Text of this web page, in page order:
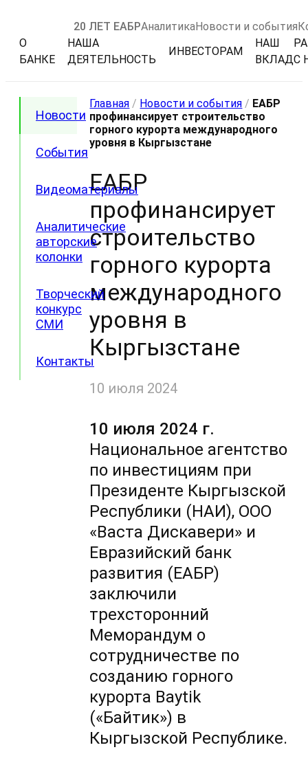
20 ЛЕТ ЕАБРАналитикаНовости и события
О
БАНКЕ
НАША
ДЕЯТЕЛЬНОСТЬ
ИНВЕСТОРАМ
НАШ
ВКЛАДС
Новости
События
Видеоматериалы
Аналитические
авторские
колонки
Творческий
конкурс
СМИ
Контакты
Главная / Новости и события / ЕАБР
профинансирует строительство
горного курорта международного
уровня в Кыргызстане
ЕАБР
профинансирует
строительство
горного курорта
международного
уровня в
Кыргызстане
10 июля 2024
10 июля 2024 г.
Национальное агентство
по инвестициям при
Президенте Кыргызской
Республики (НАИ), ООО
«Васта Дискавери» и
Евразийский банк
развития (ЕАБР)
заключили
трехсторонний
Меморандум о
сотрудничестве по
созданию горного
курорта Baytik
(«Байтик») в
Кыргызской Республике.